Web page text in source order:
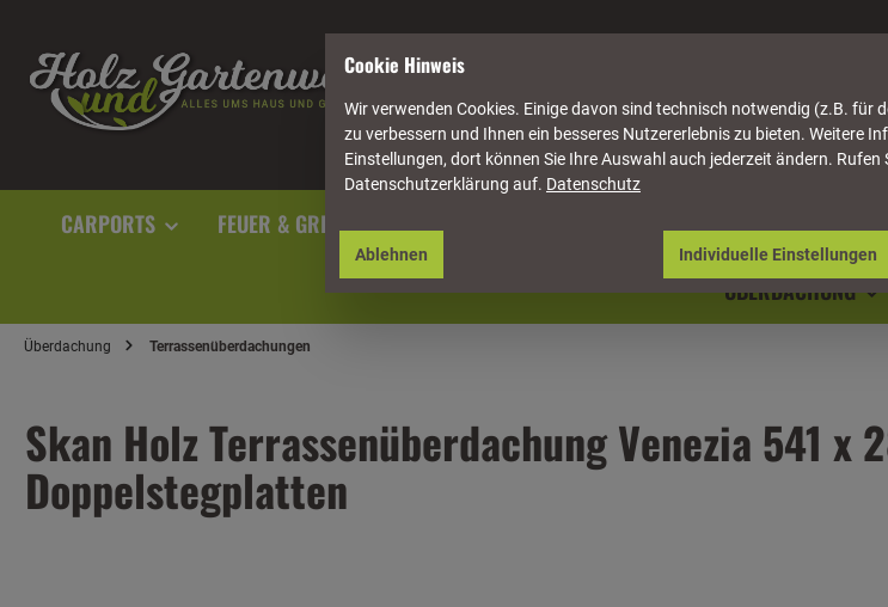
CARPORTS FEUER & GRILL GARTENAUSSTATTUNG HÄUSER & PAVILLONS
ÜBERDACHUNG
Überdachung Terrassenüberdachungen
Skan Holz Terrassenüberdachung Venezia 541 x
Doppelstegplatten
Cookie Hinweis
Wir verwenden Cookies. Einige davon sind technisch notwendig (z.B. für
zu verbessern und Ihnen ein besseres Nutzererlebnis zu bieten. Weitere
Einstellungen, dort können Sie Ihre Auswahl auch jederzeit ändern. Rufen
Datenschutzerklärung auf. Datenschutz
Individuelle Einstellungen
Ablehnen